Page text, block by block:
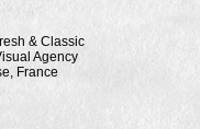
& Classic
Agency
France